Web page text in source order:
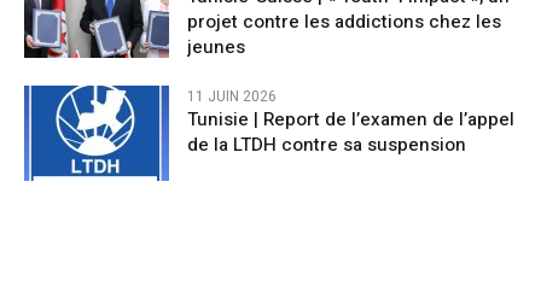
projet contre les addictions chez les
jeunes
11 JUIN 2026
Tunisie | Report de l’examen de l’appel
de la LTDH contre sa suspension